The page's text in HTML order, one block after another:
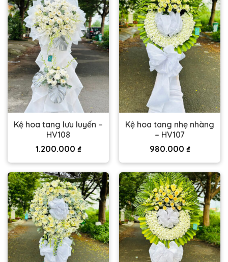
Kệ hoa tang lưu luyến –
HV108
1.200.000 ₫
Kệ hoa tang nhẹ nhàng
– HV107
980.000 ₫